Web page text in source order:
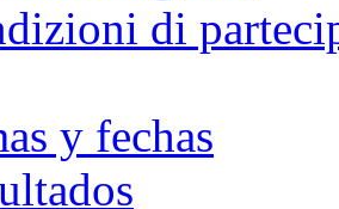
di
y fechas